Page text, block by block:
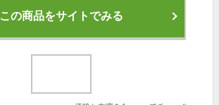
この商品をサイトでみる